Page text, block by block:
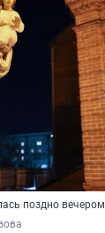
поздно вечером